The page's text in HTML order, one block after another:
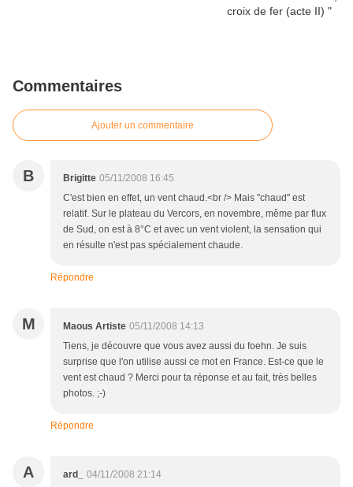
Commentaires
Ajouter un commentaire
B Brigitte 05/11/2008 16:45
C'est bien en effet, un vent chaud.<br /> Mais "chaud" est
relatif. Sur le plateau du Vercors, en novembre, même par flux
de Sud, on est à 8°C et avec un vent violent, la sensation qui
en résulte n'est pas spécialement chaude.
Répondre
M Maous Artiste 05/11/2008 14:13
Tiens, je découvre que vous avez aussi du foehn. Je suis
surprise que l'on utilise aussi ce mot en France. Est-ce que le
vent est chaud ? Merci pour ta réponse et au fait, très belles
photos. ;-)
Répondre
A ard_
04/11/2008 21:14